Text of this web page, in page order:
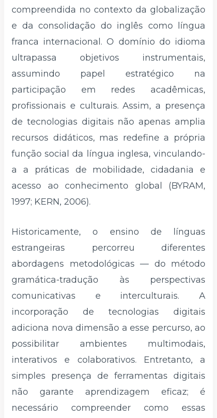
compreendida no contexto da globalização
e da consolidação do inglês como língua
franca internacional. O domínio do idioma
ultrapassa objetivos instrumentais,
assumindo papel estratégico na
participação em redes acadêmicas,
profissionais e culturais. Assim, a presença
de tecnologias digitais não apenas amplia
recursos didáticos, mas redefine a própria
função social da língua inglesa, vinculando-
a a práticas de mobilidade, cidadania e
acesso ao conhecimento global (BYRAM,
1997; KERN, 2006).
Historicamente, o ensino de línguas
estrangeiras percorreu diferentes
abordagens metodológicas — do método
gramática-tradução às perspectivas
comunicativas e interculturais. A
incorporação de tecnologias digitais
adiciona nova dimensão a esse percurso, ao
possibilitar ambientes multimodais,
interativos e colaborativos. Entretanto, a
simples presença de ferramentas digitais
não garante aprendizagem eficaz; é
necessário compreender como essas